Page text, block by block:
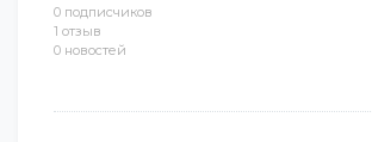
0 подписчиков
1 отзыв
0 новостей